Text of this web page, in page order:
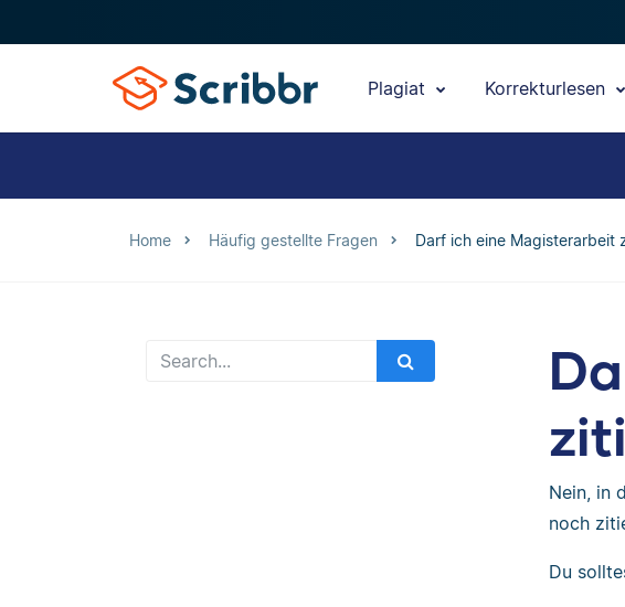
Plagiat Korrekturlesen
Home Häufig gestellte Fragen Darf ich eine Magisterarbeit
Nein, in
noch
Du